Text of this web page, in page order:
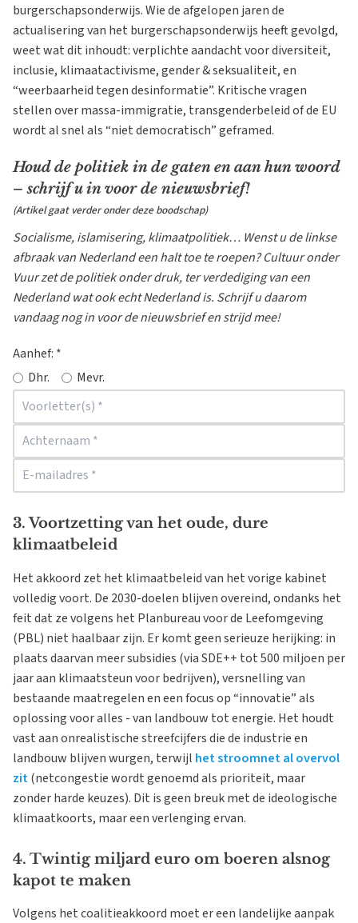
burgerschapsonderwijs. Wie de afgelopen jaren de
actualisering van het burgerschapsonderwijs heeft gevolgd,
weet wat dit inhoudt: verplichte aandacht voor diversiteit,
inclusie, klimaatactivisme, gender & seksualiteit, en
“weerbaarheid tegen desinformatie”. Kritische vragen
stellen over massa-immigratie, transgenderbeleid of de EU
wordt al snel als “niet democratisch” geframed.
Houd de politiek in de gaten en aan hun woord
– schrijf u in voor de nieuwsbrief!
(Artikel gaat verder onder deze boodschap)
Socialisme, islamisering, klimaatpolitiek… Wenst u de linkse
afbraak van Nederland een halt toe te roepen? Cultuur onder
Vuur zet de politiek onder druk, ter verdediging van een
Nederland wat ook echt Nederland is. Schrijf u daarom
vandaag nog in voor de nieuwsbrief en strijd mee!
Aanhef: *
Dhr.
Mevr.
3. Voortzetting van het oude, dure
klimaatbeleid
Het akkoord zet het klimaatbeleid van het vorige kabinet
volledig voort. De 2030-doelen blijven overeind, ondanks het
feit dat ze volgens het Planbureau voor de Leefomgeving
(PBL) niet haalbaar zijn. Er komt geen serieuze herijking: in
plaats daarvan meer subsidies (via SDE++ tot 500 miljoen per
jaar aan klimaatsteun voor bedrijven), versnelling van
bestaande maatregelen en een focus op “innovatie” als
oplossing voor alles - van landbouw tot energie. Het houdt
vast aan onrealistische streefcijfers die de industrie en
landbouw blijven wurgen, terwijl het stroomnet al overvol
zit(netcongestie wordt genoemd als prioriteit, maar
zonder harde keuzes). Dit is geen breuk met de ideologische
klimaatkoorts, maar een verlenging ervan.
4. Twintig miljard euro om boeren alsnog
kapot te maken
Volgens het coalitieakkoord moet er een landelijke aanpak